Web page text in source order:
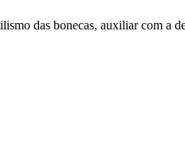
das bonecas, auxiliar com a